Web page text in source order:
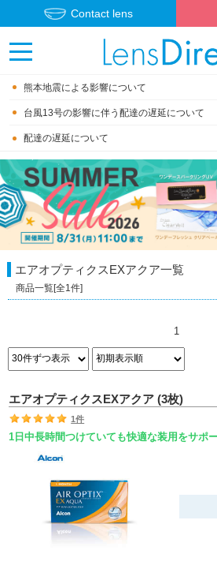
Contact lens
熊本地震による影響について
台風13号の影響に伴う配達の遅延について
配達の遅延について
エアオプティクスEXアクア一覧
商品一覧[全1 件]
1
エアオプティクスEXアクア (3枚)
1件
1日中長時間つけていても快適な装用をサポ